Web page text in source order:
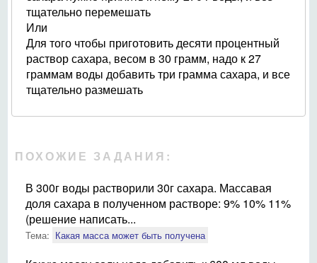
тщательно перемешать
Или
Для того чтобы приготовить десяти процентный
раствор сахара, весом в 30 грамм, надо к 27
граммам воды добавить три грамма сахара, и все
тщательно размешать
ПОХОЖИЕ ЗАДАНИЯ:
В 300г воды растворили 30г сахара. Массавая
доля сахара в полученном растворе: 9% 10% 11%
(решение написать...
Тема: Какая масса может быть получена